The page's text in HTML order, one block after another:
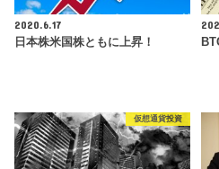
2020.6.17
日本株米国株ともに上昇！
仮想通貨投資